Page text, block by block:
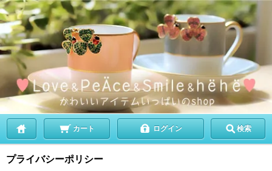
カート ログイン 検索
プライバシーポリシー